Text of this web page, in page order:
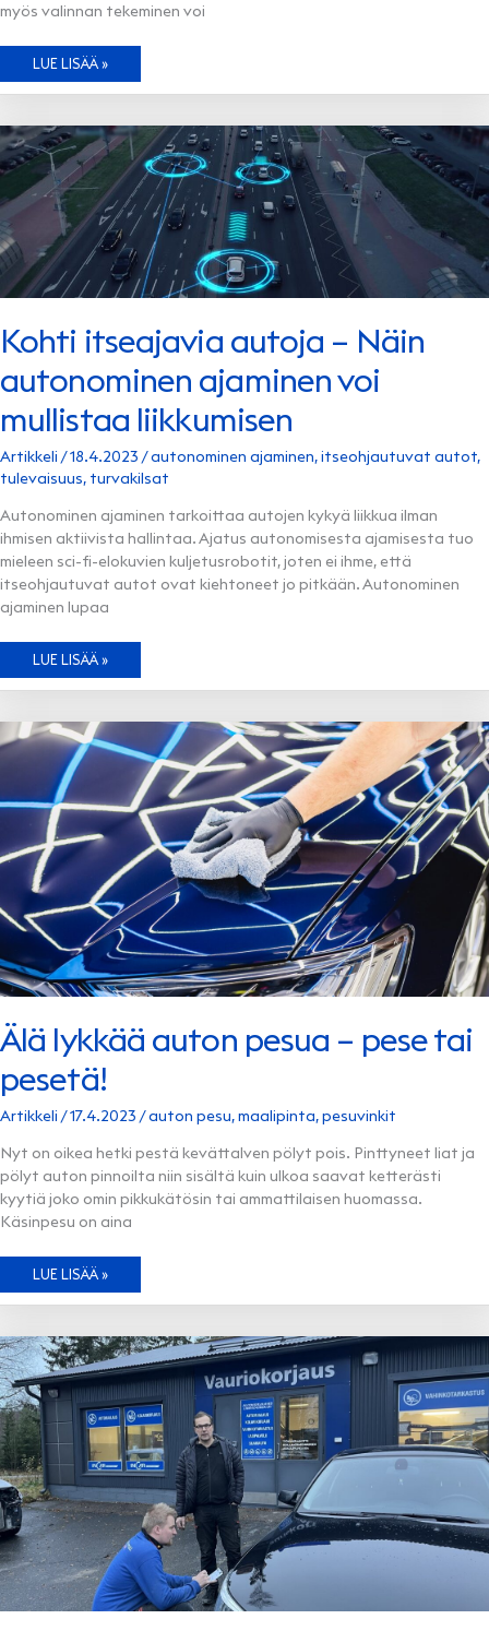
myös valinnan tekeminen voi
SÄHKÖLLÄ
BENSALLA
AUTO
NYT
KANNATTAA
OSTAA?
LUE LISÄÄ »
Kohti itseajavia autoja – Näin
autonominen ajaminen voi
mullistaa liikkumisen
Artikkeli /18.4.2023 /autonominen ajaminen,itseohjautuvat autot,
tulevaisuus, turvakilsat
Autonominen ajaminen tarkoittaa autojen kykyä liikkua ilman
ihmisen aktiivista hallintaa. Ajatus autonomisesta ajamisesta tuo
mieleen sci-fi-elokuvien kuljetusrobotit, joten ei ihme, että
itseohjautuvat autot ovat kiehtoneet jo pitkään. Autonominen
ajaminen lupaa
KOHTI
AUTOJA
AUTONOMINEN
AJAMINEN
MULLISTAA
LIIKKUMISEN
LUE LISÄÄ »
Älä lykkää auton pesua – pese tai
pesetä!
Artikkeli /17.4.2023 /auton pesu,maalipinta,pesuvinkit
Nyt on oikea hetki pestä kevättalven pölyt pois. Pinttyneet liat ja
pölyt auton pinnoilta niin sisältä kuin ulkoa saavat ketterästi
kyytiä joko omin pikkukätösin tai ammattilaisen huomassa.
Käsinpesu on aina
ÄLÄ
AUTON
PESE
TAI
PESETÄ!
LUE LISÄÄ »